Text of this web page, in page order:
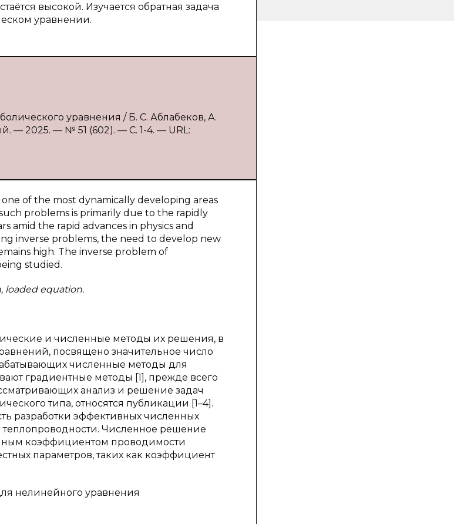
высокой. Изучается обратная задача
уравнении.
уравнения / Б. С. Аблабеков, А.
— 2025. — № 51 (602). — С. 1-4. — URL:
of the most dynamically developing areas
problems is primarily due to the rapidly
amid the rapid advances in physics and
inverse problems, the need to develop new
high. The inverse problem of
studied.
loaded equation.
и численные методы их решения, в
посвящено значительное число
численные методы для
градиентные методы [1], прежде всего
анализ и решение задач
типа, относятся публикации [1–4].
разработки эффективных численных
Численное решение
коэффициентом проводимости
параметров, таких как коэффициент
нелинейного уравнения